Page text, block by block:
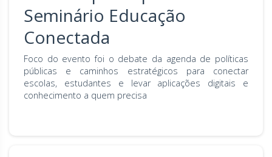
Seminário Educação
Conectada
Foco do evento foi o debate da agenda de políticas
públicas e caminhos estratégicos para conectar
escolas, estudantes e levar aplicações digitais e
conhecimento a quem precisa